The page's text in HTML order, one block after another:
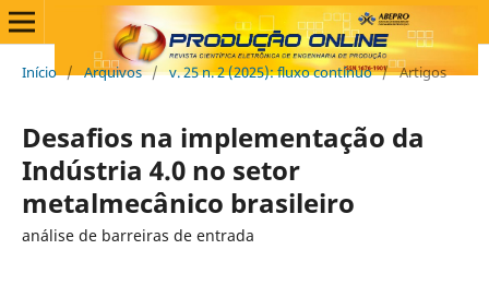
Início / Arquivos / v. 25 n. 2 (2025): fluxo contínuo / Artigos
Desafios na implementação da
Indústria 4.0 no setor
metalmecânico brasileiro
análise de barreiras de entrada